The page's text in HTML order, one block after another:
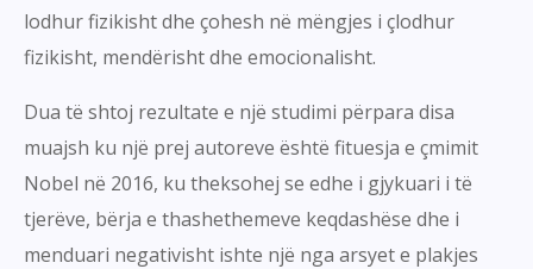
lodhur fizikisht dhe çohesh në mëngjes i çlodhur
fizikisht, mendërisht dhe emocionalisht.
Dua të shtoj rezultate e një studimi përpara disa
muajsh ku një prej autoreve është fituesja e çmimit
Nobel në 2016, ku theksohej se edhe i gjykuari i të
tjerëve, bërja e thashethemeve keqdashëse dhe i
menduari negativisht ishte një nga arsyet e plakjes